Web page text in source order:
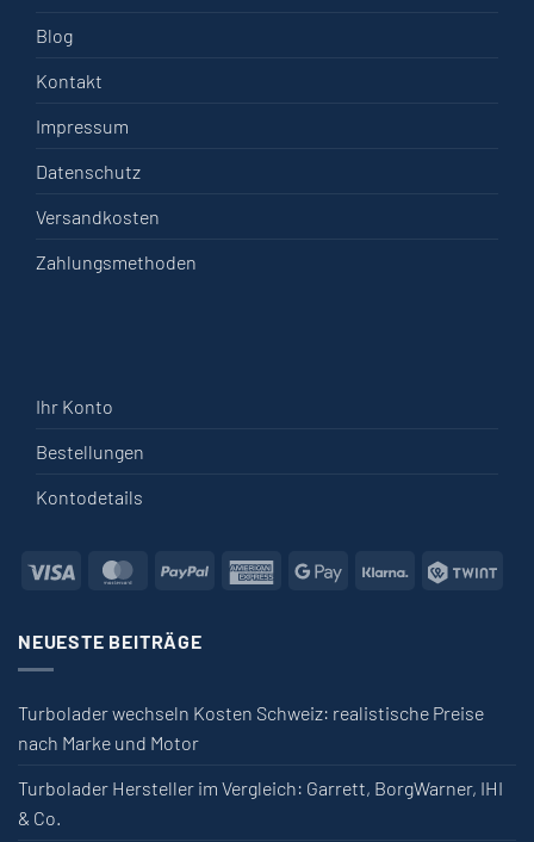
Blog
Kontakt
Impressum
Datenschutz
Versandkosten
Zahlungsmethoden
Ihr Konto
Bestellungen
Kontodetails
Visa MasterCardPayPal American Express
Google PayKlarna
NEUESTE BEITRÄGE
Turbolader wechseln Kosten Schweiz: realistische Preise
nach Marke und Motor
Turbolader Hersteller im Vergleich: Garrett, BorgWarner, IHI
& Co.